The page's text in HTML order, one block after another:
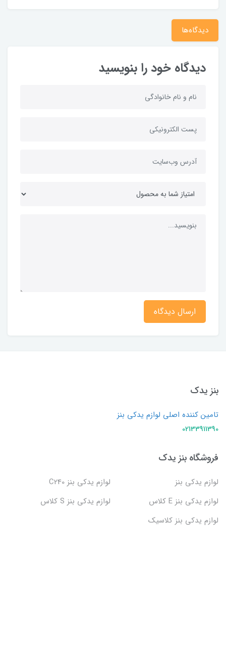
دیدگاه‌ها
دیدگاه خود را بنویسید
ارسال دیدگاه
بنز یدک
تامین کننده اصلی لوازم یدکی بنز
02133911390
فروشگاه بنز یدک
لوازم یدکی بنز
لوازم یدکی بنز C240
لوازم یدکی بنز E کلاس
لوازم یدکی بنز S کلاس
لوازم یدکی بنز کلاسیک